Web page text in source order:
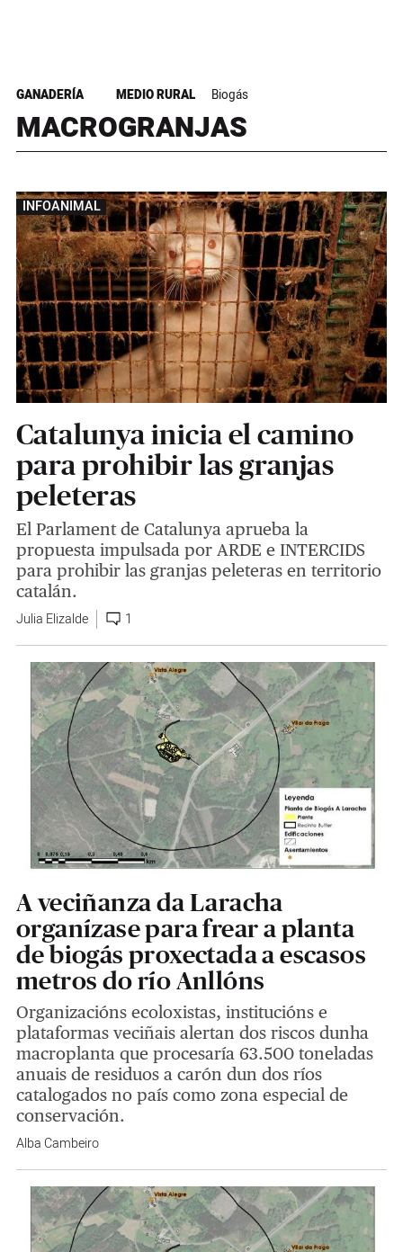
GANADERÍA MEDIO RURAL Biogás
MACROGRANJAS
INFOANIMAL
Catalunya inicia el camino
para prohibir las granjas
peleteras
El Parlament de Catalunya aprueba la
propuesta impulsada por ARDE e INTERCIDS
para prohibir las granjas peleteras en territorio
catalán.
Julia Elizalde 1
A veciñanza da Laracha
organízase para frear a planta
de biogás proxectada a escasos
metros do río Anllóns
Organizacións ecoloxistas, institucións e
plataformas veciñais alertan dos riscos dunha
macroplanta que procesaría 63.500 toneladas
anuais de residuos a carón dun dos ríos
catalogados no país como zona especial de
conservación.
Alba Cambeiro